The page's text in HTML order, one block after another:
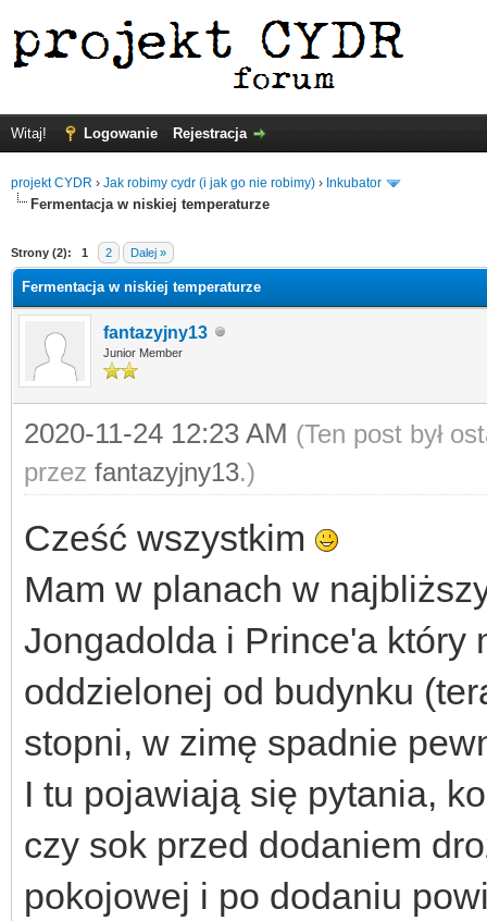
Witaj! Logowanie Rejestracja
projekt CYDR › Jak robimy cydr (i jak go nie robimy) › Inkubator
Fermentacja w niskiej temperaturze
Strony (2): 1 2 Dalej »
Fermentacja w niskiej temperaturze
fantazyjny13
Junior Member
2020-11-24 12:23 AM (Ten post był
przez fantazyjny13.)
Cześć wszystkim
Mam w planach w
Jongadolda i Prince'a który
oddzielonej od budynku
stopni, w zimę spadnie
I tu pojawiają się pytania,
czy sok przed dodaniem
pokojowej i po dodaniu